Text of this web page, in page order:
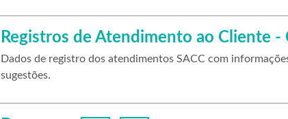
Registros de Atendimento ao Cliente -
Dados de registro dos atendimentos SACC com
sugestões.